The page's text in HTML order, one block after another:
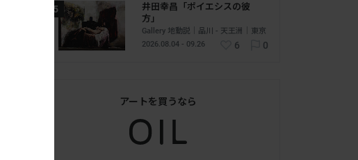
井田幸昌「ポイエシスの彼
方」
Gallery 地動説｜品川 - 天王洲｜東京
2026.08.04 - 09.26
6 0
アートを買うなら